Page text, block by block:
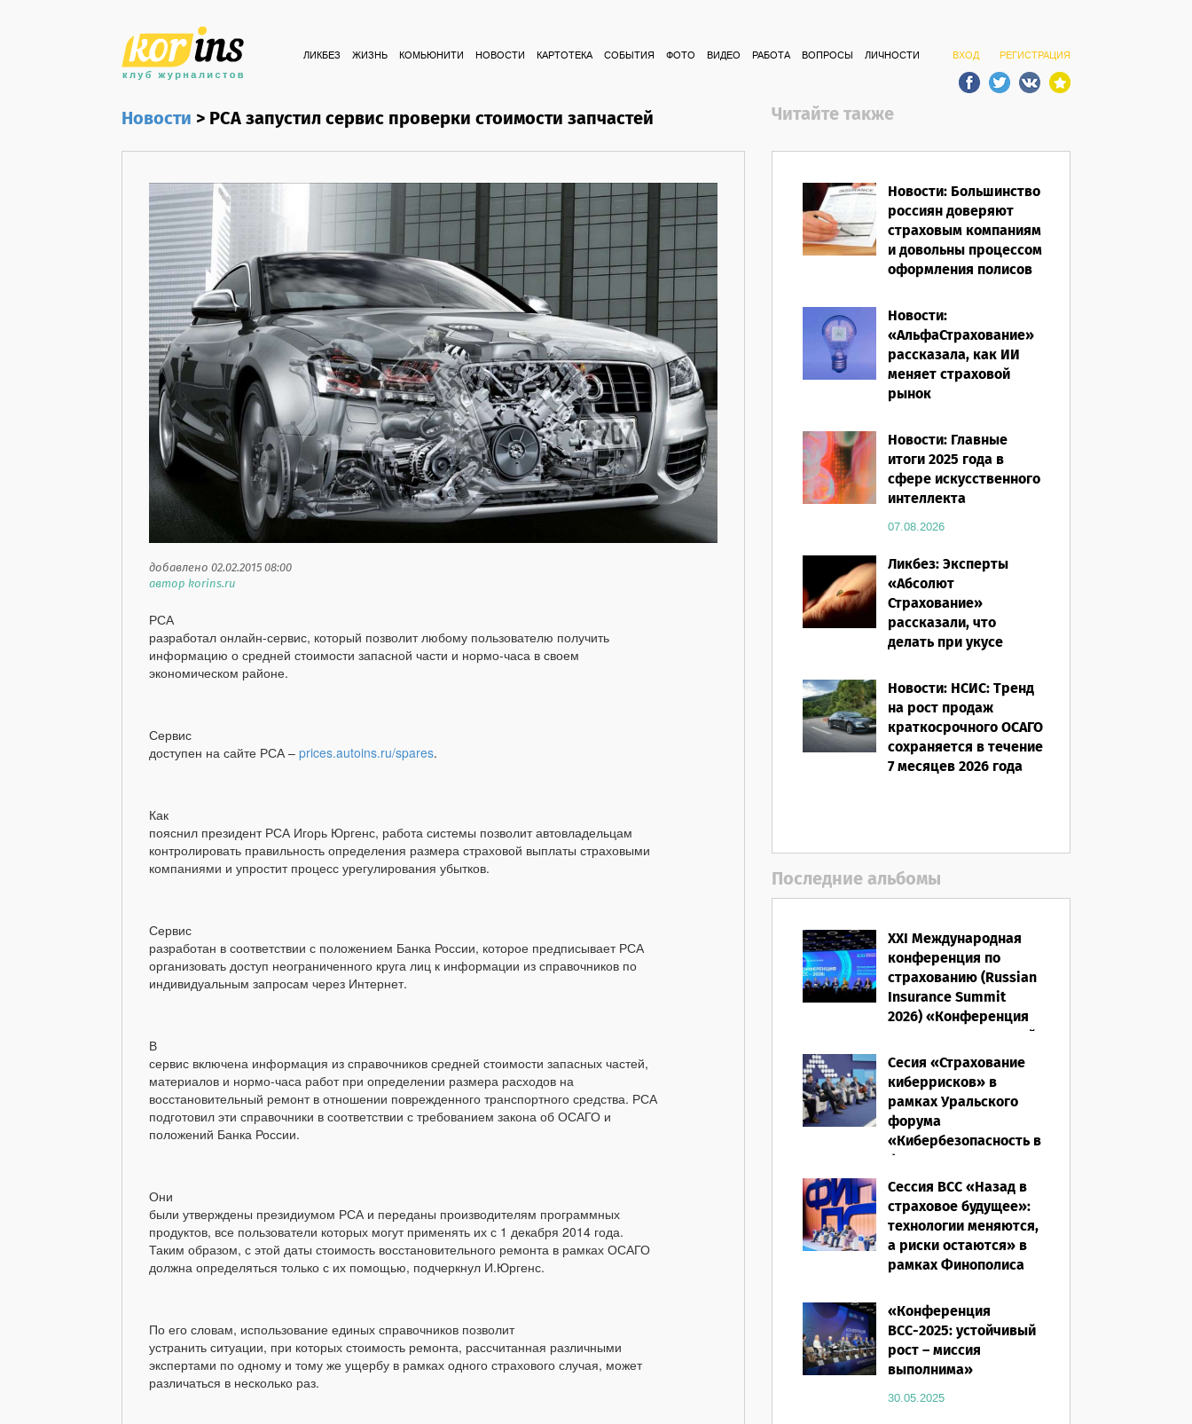
ВХОД РЕГИСТРАЦИЯ
ЛИКБЕЗ ЖИЗНЬ КОМЬЮНИТИ НОВОСТИ КАРТОТЕКА СОБЫТИЯ ФОТО ВИДЕО РАБОТА ВОПРОСЫ ЛИЧНОСТИ
Новости>РСА запустил сервис проверки стоимости запчастей
добавлено 02.02.2015 08:00
автор korins.ru
РСА
разработал онлайн-сервис, который позволит любому пользователю получить
информацию о средней стоимости запасной части и нормо-часа в своем
экономическом районе.
Сервис
доступен на сайте РСА – prices.autoins.ru/spares.
Как
пояснил президент РСА Игорь Юргенс, работа системы позволит автовладельцам
контролировать правильность определения размера страховой выплаты страховыми
компаниями и упростит процесс урегулирования убытков.
Сервис
разработан в соответствии с положением Банка России, которое предписывает РСА
организовать доступ неограниченного круга лиц к информации из справочников по
индивидуальным запросам через Интернет.
В
сервис включена информация из справочников средней стоимости запасных частей,
материалов и нормо-часа работ при определении размера расходов на
восстановительный ремонт в отношении поврежденного транспортного средства. РСА
подготовил эти справочники в соответствии с требованием закона об ОСАГО и
положений Банка России.
Они
были утверждены президиумом РСА и переданы производителям программных
продуктов, все пользователи которых могут применять их с 1 декабря 2014 года.
Таким образом, с этой даты стоимость восстановительного ремонта в рамках ОСАГО
должна определяться только с их помощью, подчеркнул И.Юргенс.
По его словам, использование единых справочников позволит
устранить ситуации, при которых стоимость ремонта, рассчитанная различными
экспертами по одному и тому же ущербу в рамках одного страхового случая, может
различаться в несколько раз.
Читайте также
Новости: Большинство
россиян доверяют
страховым компаниям
и довольны процессом
оформления полисов
Новости:
«АльфаСтрахование»
рассказала, как ИИ
меняет страховой
рынок
Новости: Главные
итоги 2025 года в
сфере искусственного
интеллекта
07.08.2026
Ликбез: Эксперты
«Абсолют
Страхование»
рассказали, что
делать при укусе
путешествии
07.08.2026
Новости: НСИС: Тренд
на рост продаж
краткосрочного ОСАГО
сохраняется в течение
7 месяцев 2026 года
Последние альбомы
XXI Международная
конференция по
страхованию (Russian
Insurance Summit
2026) «Конференция
ВСС-2026: Культурный
код страхования/
Человеческий
фактор»
28.05.2026
Сесия «Страхование
киберрисков» в
рамках Уральского
форума
«Кибербезопасность в
финансах» 2026
16.03.2026
Сессия ВСС «Назад в
страховое будущее»:
технологии меняются,
а риски остаются» в
рамках Финополиса
16.03.2026
«Конференция
ВСС-2025: устойчивый
рост – миссия
выполнима»
30.05.2025